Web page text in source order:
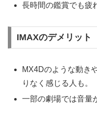
長時間の鑑賞でも疲
IMAXのデメリット
MX4Dのような動き
りなく感じる人も。
一部の劇場では音量